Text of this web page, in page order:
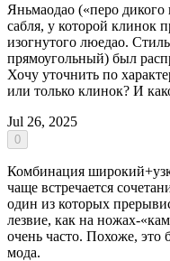
Яньмаодао («перо дикого
сабля, у которой клинок
изогнутого люедао.
прямоугольный) был
Хочу уточнить по
или только клинок? И
Jul 26, 2025
0
Комбинация
чаще встречается
один из которых
лезвие, как на ножах-
очень часто. Похоже, это
мода.